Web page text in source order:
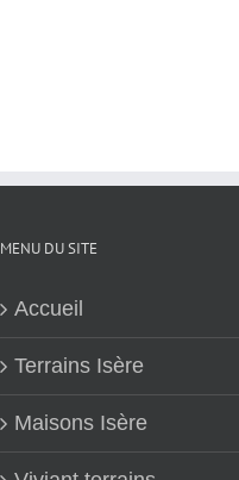
MENU DU SITE
Accueil
Terrains Isère
Maisons Isère